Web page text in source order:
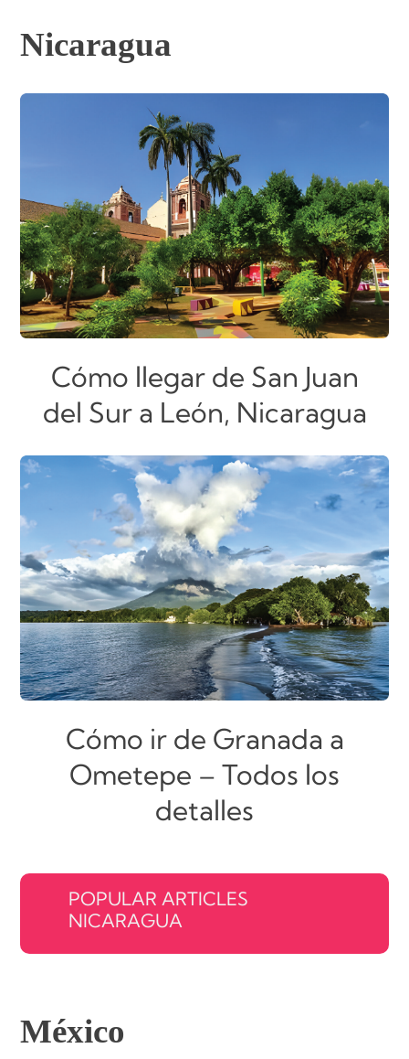
Nicaragua
Cómo llegar de San Juan
del Sur a León, Nicaragua
Cómo ir de Granada a
Ometepe – Todos los
detalles
POPULAR ARTICLES
NICARAGUA
México